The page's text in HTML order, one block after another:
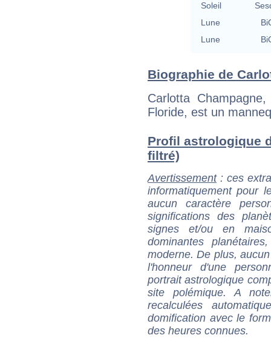
Soleil
Lune
Lune
Biographie de
Carlotta
Floride, est un
Profil astrologique
filtré)
Avertissement: ces
informatiquement pour
aucun caractère
significations des
signes et/ou en
dominantes
moderne. De plus,
l'honneur d'une
portrait astrologique
site polémique. A
recalculées
domification avec le
des heures connues.